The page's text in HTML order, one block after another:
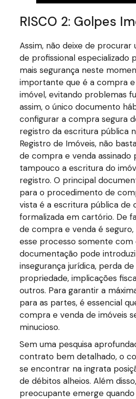
RISCO 2: Golpes
Assim, não deixe de procurar
de profissional especializado
mais segurança neste
importante que é a compra
imóvel, evitando problemas
assim, o único documento
configurar a compra segura
registro da escritura pública
Registro de Imóveis, não
de compra e venda assinado
tampouco a escritura do
registro. O principal
para o procedimento de
vista é a escritura pública de
formalizada em cartório. De
de compra e venda é seguro,
esse processo somente com
documentação pode
insegurança jurídica, perda
propriedade, implicações
outros. Para garantir a
para as partes, é essencial
compra e venda de imóveis
minucioso.
Sem uma pesquisa
contrato bem detalhado, o
se encontrar na ingrata
de débitos alheios. Além
preocupante emerge